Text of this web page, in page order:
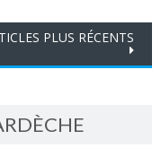
PLUS RÉCENTS